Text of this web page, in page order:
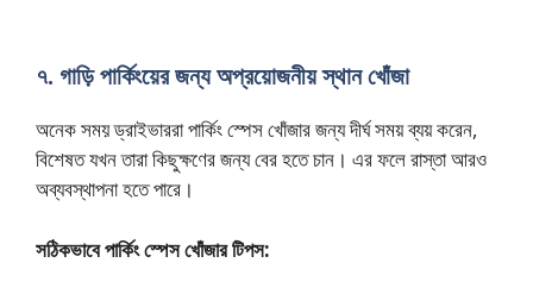
৭. গাড়ি পার্কিংয়ের জন্য অপ্রয়োজনীয় স্থান খোঁজা
অনেক সময় ড্রাইভাররা পার্কিং স্পেস খোঁজার জন্য দীর্ঘ সময় ব্যয় করেন,
বিশেষত যখন তারা কিছুক্ষণের জন্য বের হতে চান। এর ফলে রাস্তা আরও
অব্যবস্থাপনা হতে পারে।
সঠিকভাবে পার্কিং স্পেস খোঁজার টিপস: